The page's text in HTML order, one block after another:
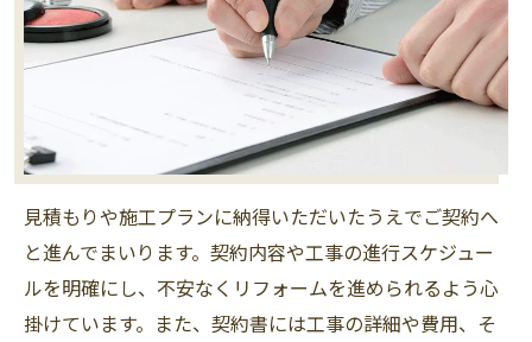
見積もりや施工プランに納得いただいたうえでご契約へ
と進んでまいります。契約内容や工事の進行スケジュー
ルを明確にし、不安なくリフォームを進められるよう心
掛けています。また、契約書には工事の詳細や費用、そ